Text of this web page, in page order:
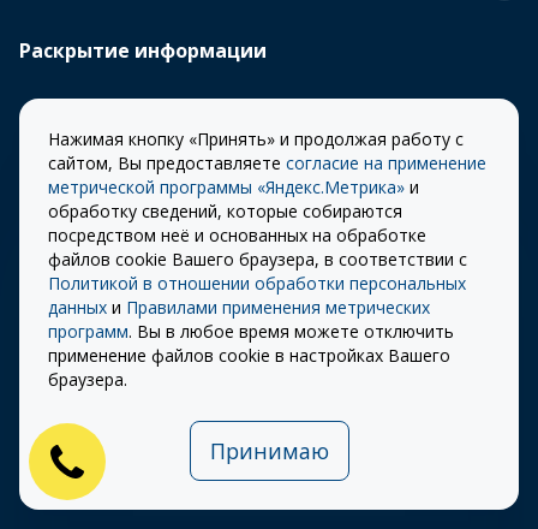
Спецпредложения
Лизинговые программы
Поддержка клиентов
Калькулятор лизинга
О компании
Раскрытие информации
Нажимая кнопку «Принять» и продолжая работу с
сайтом, Вы предоставляете согласие на применение
метрической программы «Яндекс.Метрика» и
обработку сведений, которые собираются
посредством неё и основанных на обработке
файлов cookie Вашего браузера, в соответствии с
Политикой в отношении обработки персональных
данных и Правилами применения метрических
программ. Вы в любое время можете отключить
применение файлов cookie в настройках Вашего
браузера.
Принимаю